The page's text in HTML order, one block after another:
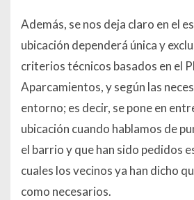
Además, se nos deja claro en el
ubicación dependerá única y
criterios técnicos basados en el
Aparcamientos, y según las
entorno; es decir, se pone en
ubicación cuando hablamos de
el barrio y que han sido pedidos
cuales los vecinos ya han dicho
como necesarios.